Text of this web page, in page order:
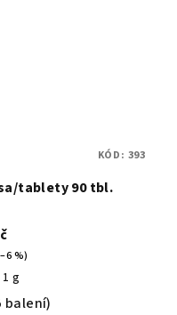
tablety 90 tbl.
%)
g
balení)
KÓD: 393